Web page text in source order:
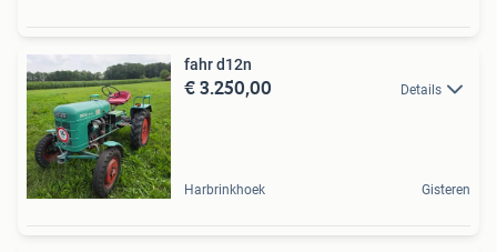
fahr d12n
€ 3.250,00 Details
Harbrinkhoek Gisteren